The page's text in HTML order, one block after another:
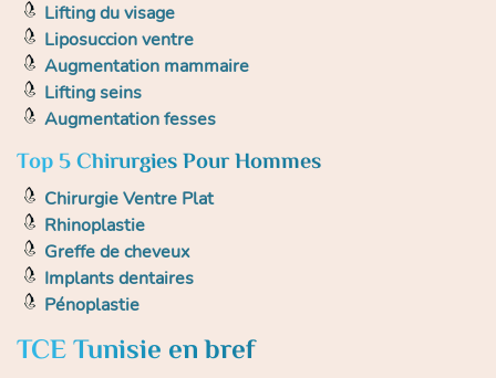
Lifting du visage
Liposuccion ventre
Augmentation mammaire
Lifting seins
Augmentation fesses
Top 5 Chirurgies Pour Hommes
Chirurgie Ventre Plat
Rhinoplastie
Greffe de cheveux
Implants dentaires
Pénoplastie
TCE Tunisie en bref